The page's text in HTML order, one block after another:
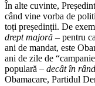
În alte cuvinte,
când vine vorba de
toți președinții. De
drept majoră – pentru
ani de mandat, este
ani de zile de
populară – decât în
Obamacare, Partidul